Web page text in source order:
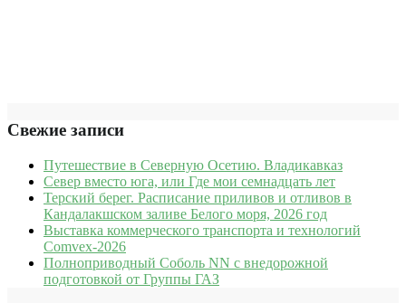
Свежие записи
Путешествие в Северную Осетию. Владикавказ
Север вместо юга, или Где мои семнадцать лет
Терский берег. Расписание приливов и отливов в
Кандалакшском заливе Белого моря, 2026 год
Выставка коммерческого транспорта и технологий
Comvex-2026
Полноприводный Соболь NN с внедорожной
подготовкой от Группы ГАЗ